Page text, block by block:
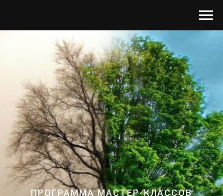
ПРОГРАММА МАСТЕР-КЛАССОВ